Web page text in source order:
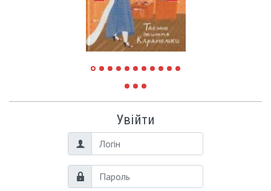
Увійти
Логін
Пароль